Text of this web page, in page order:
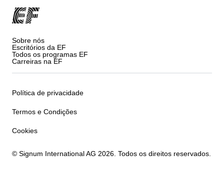
Sobre nós
Escritórios da EF
Todos os programas EF
Carreiras na EF
Política de privacidade
Termos e Condições
Cookies
© Signum International AG 2026. Todos os direitos reservados.